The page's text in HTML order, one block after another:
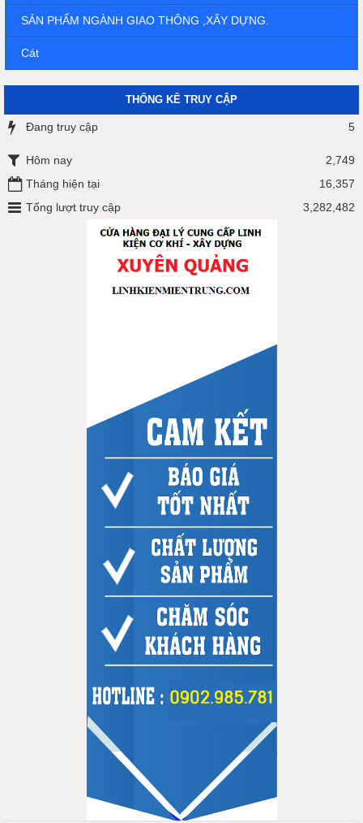
SẢN PHẨM NGÀNH GIAO THÔNG ,XÂY DỰNG.
Cát
THỐNG KÊ TRUY CẬP
Đang truy cập 5
Hôm nay
2,749
Tháng hiện tại
16,357
Tổng lượt truy cập
3,282,482